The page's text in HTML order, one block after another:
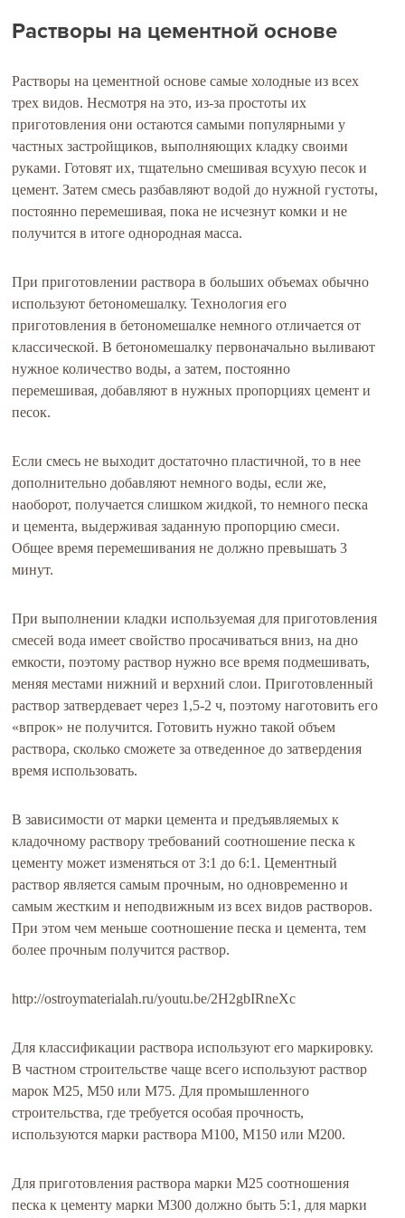
Растворы на цементной основе
Растворы на цементной основе самые холодные из всех
трех видов. Несмотря на это, из-за простоты их
приготовления они остаются самыми популярными у
частных застройщиков, выполняющих кладку своими
руками. Готовят их, тщательно смешивая всухую песок и
цемент. Затем смесь разбавляют водой до нужной густоты,
постоянно перемешивая, пока не исчезнут комки и не
получится в итоге однородная масса.
При приготовлении раствора в больших объемах обычно
используют бетономешалку. Технология его
приготовления в бетономешалке немного отличается от
классической. В бетономешалку первоначально выливают
нужное количество воды, а затем, постоянно
перемешивая, добавляют в нужных пропорциях цемент и
песок.
Если смесь не выходит достаточно пластичной, то в нее
дополнительно добавляют немного воды, если же,
наоборот, получается слишком жидкой, то немного песка
и цемента, выдерживая заданную пропорцию смеси.
Общее время перемешивания не должно превышать 3
минут.
При выполнении кладки используемая для приготовления
смесей вода имеет свойство просачиваться вниз, на дно
емкости, поэтому раствор нужно все время подмешивать,
меняя местами нижний и верхний слои. Приготовленный
раствор затвердевает через 1,5-2 ч, поэтому наготовить его
«впрок» не получится. Готовить нужно такой объем
раствора, сколько сможете за отведенное до затвердения
время использовать.
В зависимости от марки цемента и предъявляемых к
кладочному раствору требований соотношение песка к
цементу может изменяться от 3:1 до 6:1. Цементный
раствор является самым прочным, но одновременно и
самым жестким и неподвижным из всех видов растворов.
При этом чем меньше соотношение песка и цемента, тем
более прочным получится раствор.
http://ostroymaterialah.ru/youtu.be/2H2gbIRneXc
Для классификации раствора используют его маркировку.
В частном строительстве чаще всего используют раствор
марок М25, М50 или М75. Для промышленного
строительства, где требуется особая прочность,
используются марки раствора М100, М150 или М200.
Для приготовления раствора марки М25 соотношения
песка к цементу марки М300 должно быть 5:1, для марки